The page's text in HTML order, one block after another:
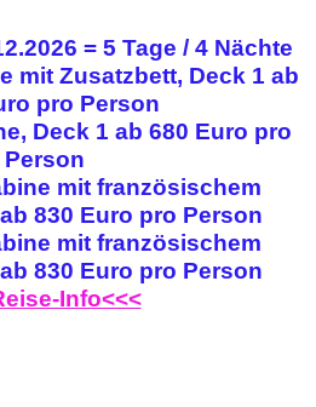
= 5 Tage / 4 Nächte
mit Zusatzbett, Deck 1 ab
pro Person
Deck 1 ab 680 Euro pro
Person
mit französischem
830 Euro pro Person
mit französischem
830 Euro pro Person
Info<<<